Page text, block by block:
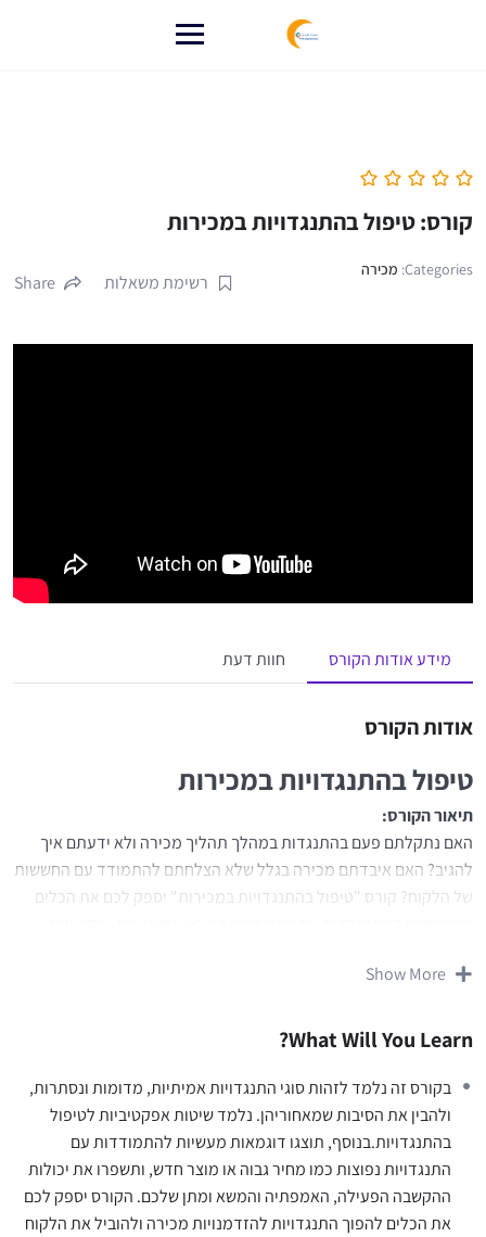
קורס: טיפול בהתנגדויות במכירות
Categories: מכירה
רשימת משאלות Share
מידע אודות הקורס חוות דעת
אודות הקורס
טיפול בהתנגדויות במכירות
תיאור הקורס:
האם נתקלתם פעם בהתנגדות במהלך תהליך מכירה ולא ידעתם איך
להגיב? האם איבדתם מכירה בגלל שלא הצלחתם להתמודד עם החששות
של הלקוח? קורס "טיפול בהתנגדויות במכירות" יספק לכם את הכלים
במהלך הקורס תלמדו לזהות סוגים שונים של התנגדויות – אמיתיות,
לטיפול בהתנגדויות באמצעות דוגמאות מעשיות והסברים ברורים, תוכלו
הקורס מיועד לאנשי מכירות בכל הרמות, מנהלי מכירות, נציגי שירות
לקוחות וכל מי שמעוניין לשפר את כישורי הטיפול בהתנגדויות שלו.
הקורס הינו דיגיטלי, ונבנה במיוחד כדי להעניק לך כלים פרקטיים בזמן
קצר.
הקורס הוא לא תחליף לאימון מכירות אישי 1 על 1 מותאם אישית לעסק
מה תלמד בקורס:
Show More
What Will You Learn?
בקורס זה נלמד לזהות סוגי התנגדויות אמיתיות, מדומות ונסתרות,
ולהבין את הסיבות שמאחוריהן. נלמד שיטות אפקטיביות לטיפול
בהתנגדויות.בנוסף, תוצגו דוגמאות מעשיות להתמודדות עם
התנגדויות נפוצות כמו מחיר גבוה או מוצר חדש, ותשפרו את יכולות
ההקשבה הפעילה, האמפתיה והמשא ומתן שלכם. הקורס יספק לכם
את הכלים להפוך התנגדויות להזדמנויות מכירה ולהוביל את הלקוח